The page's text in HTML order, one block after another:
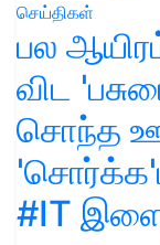
செய்திகள்
பல
விட
சொந்த
#IT